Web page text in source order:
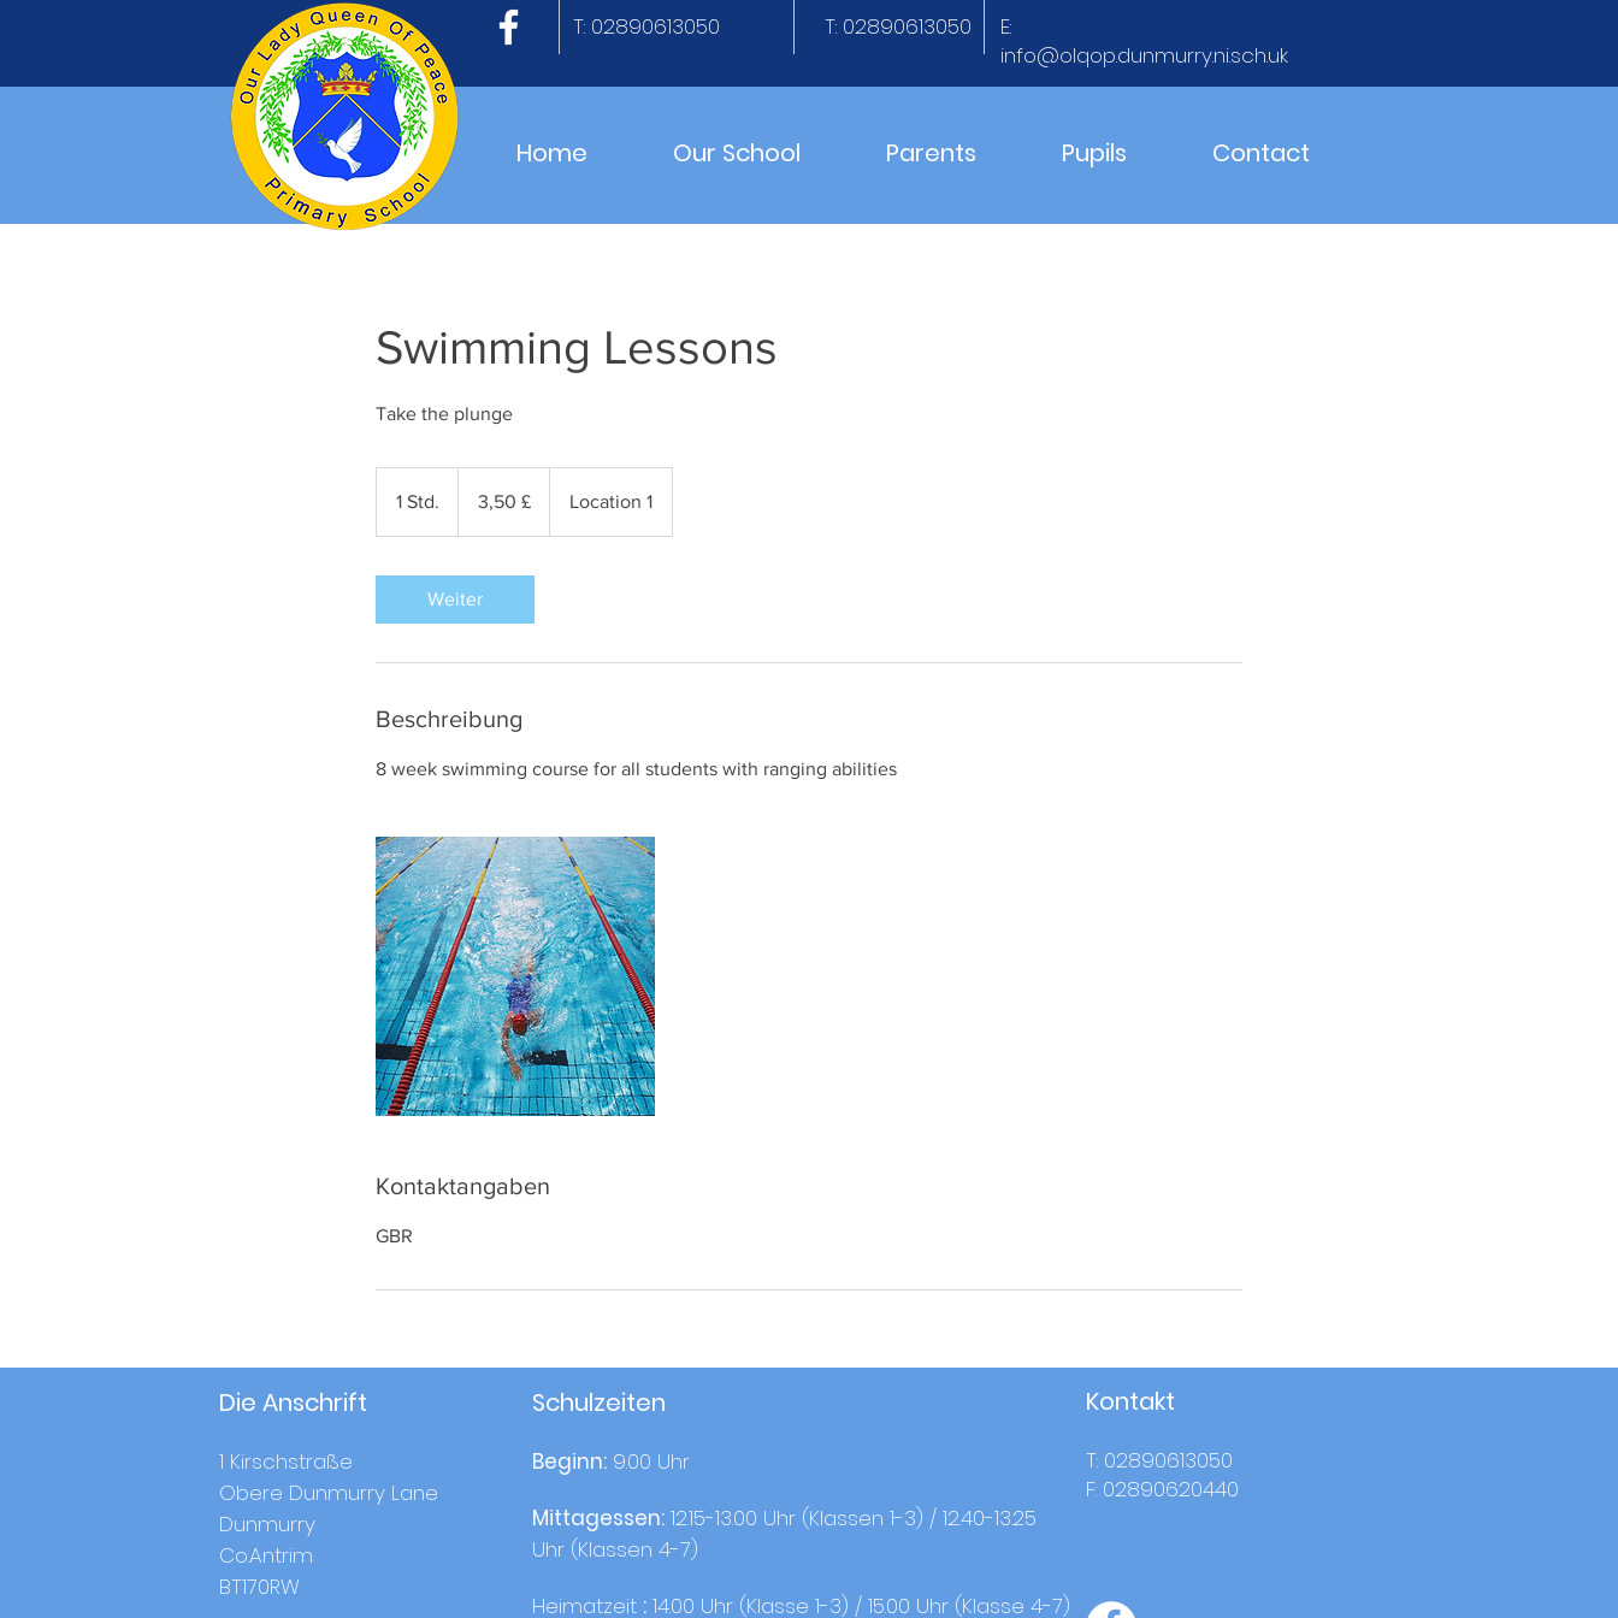
Home Our School Parents Pupils Contact
T: 02890613050 T: 02890613050
E:
info@olqop.dunmurry.ni.sch.uk
Swimming Lessons
Take the plunge
1 Std.
d
Pfund3,50 £ Location 1
Weiter
Beschreibung
8 week swimming course for all students with ranging abilities
Kontaktangaben
GBR
Die Anschrift
1 Kirschstraße
Obere Dunmurry Lane
Dunmurry
Co.Antrim
BT170RW
Schulzeiten
Beginn: 9.00 Uhr
Mittagessen: 12.15-13.00 Uhr (Klassen 1-3) / 12.40-13.25
Uhr (Klassen 4-7)
Heimatzeit : 14.00 Uhr (Klasse 1-3) / 15.00 Uhr (Klasse 4-7)
Kontakt
T: 02890613050
F: 02890620440